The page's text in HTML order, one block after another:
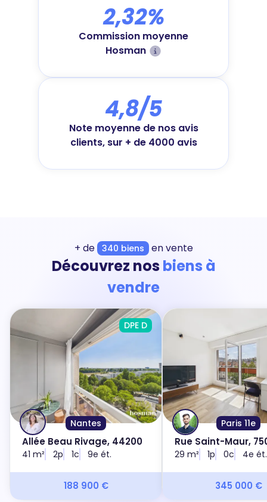
2,32%
Commission moyenne
Hosman
4,8/5
Note moyenne de nos avis
clients, sur + de 4000 avis
+ de 340 biens en vente
Découvrez nosbiens à
vendre
Nantes
DPE D
Allée Beau Rivage, 44200
41 m² 2p 1c 9e ét.
188 900 €
Paris 11e
Rue Saint-Maur,
29 m² 1p 0c 4e ét.
345 000 €